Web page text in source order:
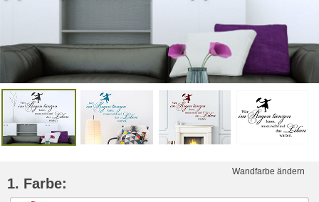
Wandfarbe ändern
1. Farbe: